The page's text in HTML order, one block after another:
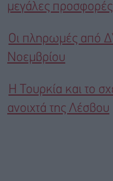
μεγάλες προσφορές
Οι πληρωμές από
Nοεμβρίου
Η Τουρκία και το
ανοιχτά της Λέσβου